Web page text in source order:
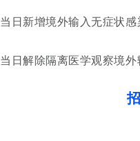
当日新增境外输入无症状感
当日解除隔离医学观察境